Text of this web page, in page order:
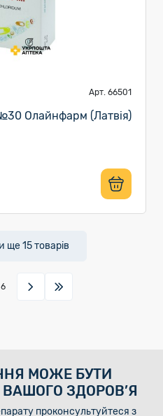
Арт. 66501
Олайнфарм (Латвія)
ще15товарів
МОЖЕ БУТИ
ЗДОРОВ’Я
проконсультуйтеся з